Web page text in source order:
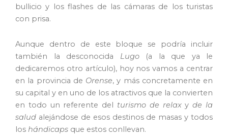
bullicio y los flashes de las cámaras de los turistas
con prisa.
Aunque dentro de este bloque se podría incluir
también la desconocida Lugo(a la que ya le
dedicaremos otro artículo), hoy nos vamos a centrar
en la provincia de Orense, y más concretamente en
su capital y en uno de los atractivos que la convierten
en todo un referente del turismo de relaxyde la
salud alejándose de esos destinos de masas y todos
los hándicaps que estos conllevan.